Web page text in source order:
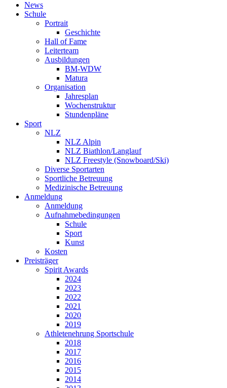
News
Schule
Portrait
Geschichte
Hall of Fame
Leiterteam
Ausbildungen
BM-WDW
Matura
Organisation
Jahresplan
Wochenstruktur
Stundenpläne
Sport
NLZ
NLZ Alpin
NLZ Biathlon/Langlauf
NLZ Freestyle (Snowboard/Ski)
Diverse Sportarten
Sportliche Betreuung
Medizinische Betreuung
Anmeldung
Anmeldung
Aufnahmebedingungen
Schule
Sport
Kunst
Kosten
Preisträger
Spirit Awards
2024
2023
2022
2021
2020
2019
Athletenehrung Sportschule
2018
2017
2016
2015
2014